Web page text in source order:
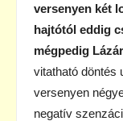
versenyen két
hajtótól eddig
mégpedig
vitatható döntés
versenyen
negatív